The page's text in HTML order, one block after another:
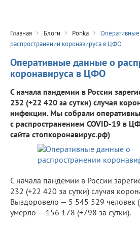
Главная Блоги Ponka
распространении коронавируса в ЦФО
Оперативные данные о
коронавируса в ЦФО
С начала пандемии в России
232 (+22 420 за сутки) случая
инфекции. Мы собрали
с распространением COVID-19 в
сайта стопкоронавирус.рф)
С начала пандемии в России
232 (+22 420 за сутки) случая
Выздоровело — 5 545 529 человек
умерло — 156 178 (+798 за сутки).